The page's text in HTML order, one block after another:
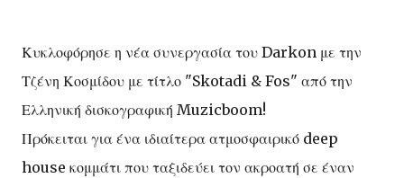
Κυκλοφόρησε η νέα συνεργασία του Darkon με την
Τζένη Κοσμίδου με τίτλο "Skotadi & Fos" από την
Ελληνική δισκογραφική Muzicboom!
Πρόκειται για ένα ιδιαίτερα ατμοσφαιρικό deep
house κομμάτι που ταξιδεύει τον ακροατή σε έναν